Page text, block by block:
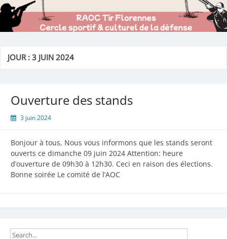
JOUR :3 JUIN 2024
Ouverture des stands
3 juin 2024
Bonjour à tous, Nous vous informons que les stands seront
ouverts ce dimanche 09 juin 2024 Attention: heure
d’ouverture de 09h30 à 12h30. Ceci en raison des élections.
Bonne soirée Le comité de l’AOC